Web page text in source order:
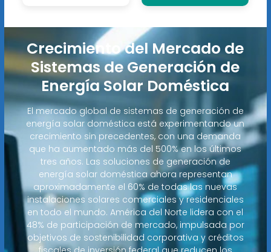
Crecimiento del Mercado de
Sistemas de Generación de
Energía Solar Doméstica
El mercado global de sistemas de generación de
energía solar doméstica está experimentando un
crecimiento sin precedentes, con una demanda
que ha aumentado más del 500% en los últimos
tres años. Las soluciones de generación de
energía solar doméstica ahora representan
aproximadamente el 60% de todas las nuevas
instalaciones solares comerciales y residenciales
en todo el mundo. América del Norte lidera con el
48% de participación de mercado, impulsada por
objetivos de sostenibilidad corporativa y créditos